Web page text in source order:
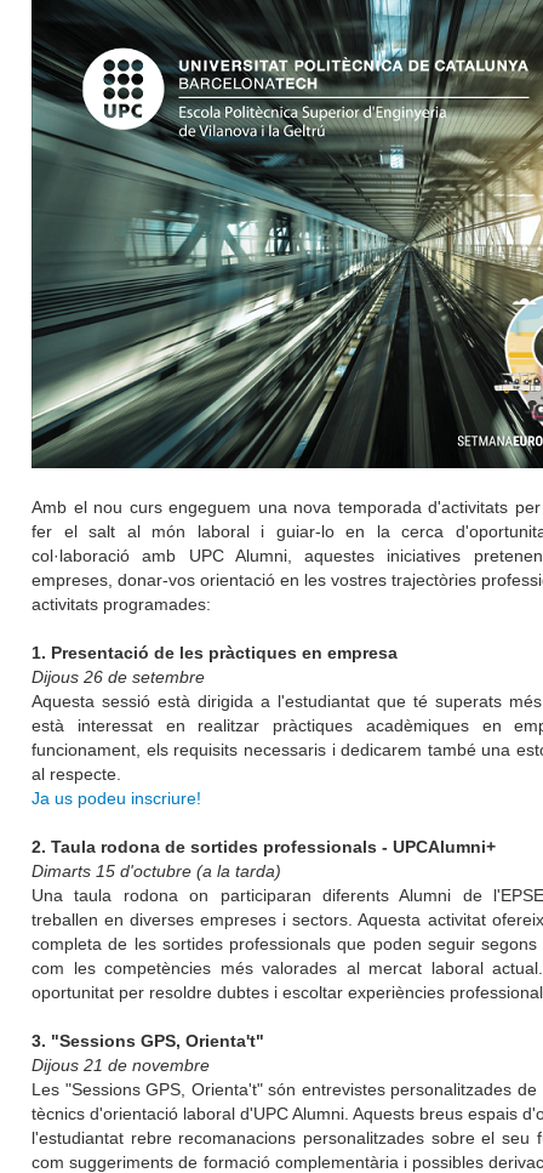
Amb el nou curs engeguem una nova temporada d'activitats
fer el salt al món laboral i guiar-lo en la cerca
col·laboració amb UPC Alumni, aquestes iniciatives
empreses, donar-vos orientació en les vostres trajectòries
activitats programades:
1. Presentació de les pràctiques en empresa
Dijous 26 de setembre
Aquesta sessió està dirigida a l'estudiantat que té superats
està interessat en realitzar pràctiques acadèmiques en
funcionament, els requisits necessaris i dedicarem també una
al respecte.
Ja us podeu inscriure!
2. Taula rodona de sortides professionals - UPCAlumni+
Dimarts 15 d'octubre (a la tarda)
Una taula rodona on participaran diferents Alumni de
treballen en diverses empreses i sectors. Aquesta activitat
completa de les sortides professionals que poden seguir
com les competències més valorades al mercat laboral
oportunitat per resoldre dubtes i escoltar experiències
3. "Sessions GPS, Orienta't"
Dijous 21 de novembre
Les "Sessions GPS, Orienta't" són entrevistes personalitzades
tècnics d'orientació laboral d'UPC Alumni. Aquests breus espais
l'estudiantat rebre recomanacions personalitzades sobre el seu
com suggeriments de formació complementària i possibles